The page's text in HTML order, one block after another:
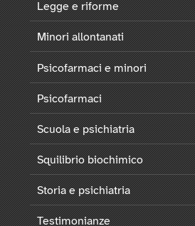
Legge e riforme
Minori allontanati
Psicofarmaci e minori
Psicofarmaci
Scuola e psichiatria
Squilibrio biochimico
Storia e psichiatria
Testimonianze